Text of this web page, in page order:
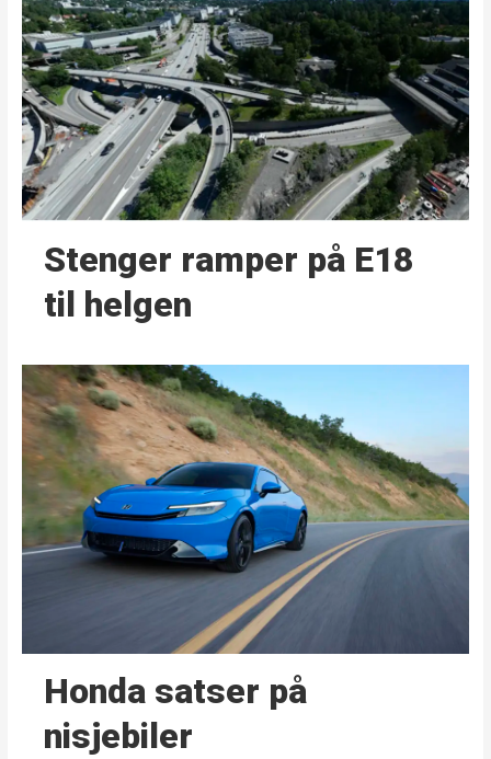
Stenger ramper på E18
til helgen
Honda satser på
nisjebiler